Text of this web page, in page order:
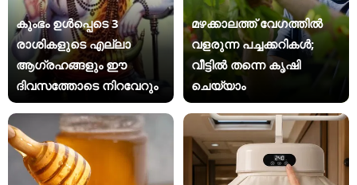
കുംഭം ഉൾപ്പെടെ 3
രാശികളുടെ എല്ലാ
ആഗ്രഹങ്ങളും ഈ
ദിവസത്തോടെ നിറവേറും
മഴക്കാലത്ത് വേഗത്തിൽ
വളരുന്ന പച്ചക്കറികൾ;
വീട്ടിൽ തന്നെ കൃഷി
ചെയ്യാം